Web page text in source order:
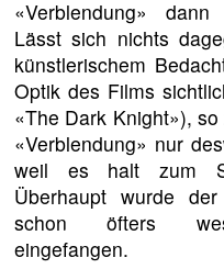
«Verblendung»
Lässt sich nichts
künstlerischem
Optik des Films
«The Dark Knight»),
«Verblendung» nur
weil es halt zum
Überhaupt wurde
schon öfters
eingefangen.